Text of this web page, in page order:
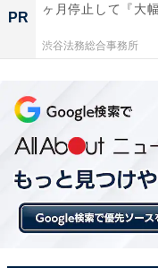
ク）日本代表の優勝
てたロサンゼルス・
打王も獲得し、ア・
この記事の筆者：福
アニメや漫画のレビ
心に、オールジャン
取材などのリポート
About ニュースでの
PR
ヶ月停止して『大
渋谷法務総合事務所